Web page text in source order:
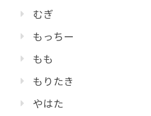
むぎ
もっちー
もも
もりたき
やはた